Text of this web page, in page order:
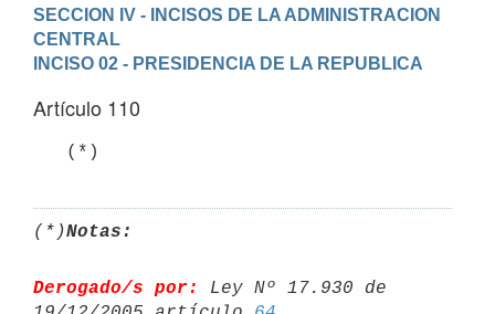
SECCION IV - INCISOS DE LA ADMINISTRACION
CENTRAL
INCISO 02 - PRESIDENCIA DE LA REPUBLICA
Artículo 110
   (*)
(*)Notas:
Derogado/s por:
Ley Nº 17.930 de